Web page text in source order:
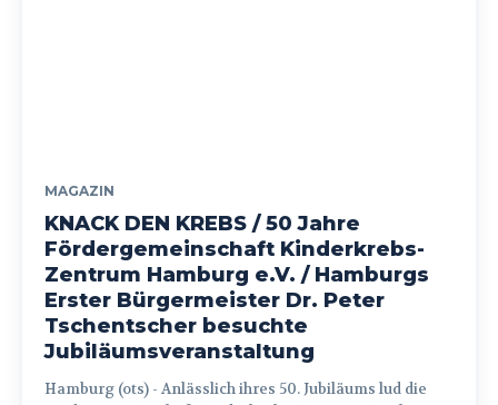
MAGAZIN
KNACK DEN KREBS / 50 Jahre
Fördergemeinschaft Kinderkrebs-
Zentrum Hamburg e.V. / Hamburgs
Erster Bürgermeister Dr. Peter
Tschentscher besuchte
Jubiläumsveranstaltung
Hamburg (ots) - Anlässlich ihres 50. Jubiläums lud die